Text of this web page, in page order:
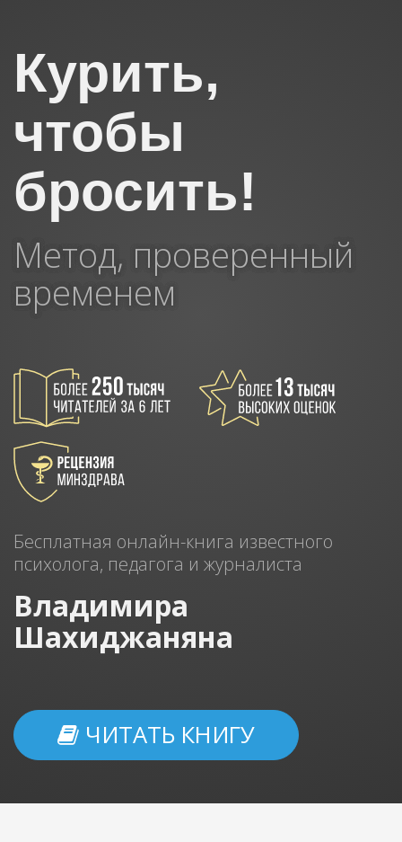
Курить,
чтобы
бросить!
Метод, проверенный
временем
Бесплатная онлайн-книга известного
психолога, педагога и журналиста
Владимира
Шахиджаняна
ЧИТАТЬ КНИГУ